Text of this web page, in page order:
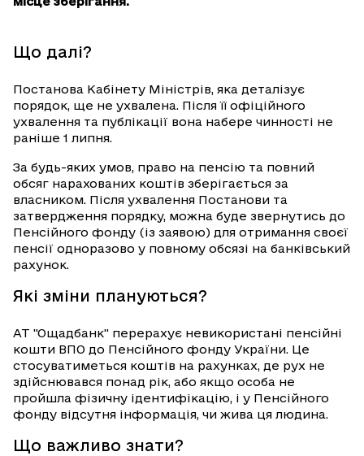
Що далі?
Постанова Кабінету Міністрів, яка деталізує
порядок, ще не ухвалена. Після її офіційного
ухвалення та публікації вона набере чинності не
раніше 1 липня.
За будь-яких умов, право на пенсію та повний
обсяг нарахованих коштів зберігається за
власником. Після ухвалення Постанови та
затвердження порядку, можна буде звернутись до
Пенсійного фонду (із заявою) для отримання своєї
пенсії одноразово у повному обсязі на банківський
рахунок.
Які зміни плануються?
АТ "Ощадбанк" перерахує невикористані пенсійні
кошти ВПО до Пенсійного фонду України. Це
стосуватиметься коштів на рахунках, де рух не
здійснювався понад рік, або якщо особа не
пройшла фізичну ідентифікацію, і у Пенсійного
фонду відсутня інформація, чи жива ця людина.
Що важливо знати?